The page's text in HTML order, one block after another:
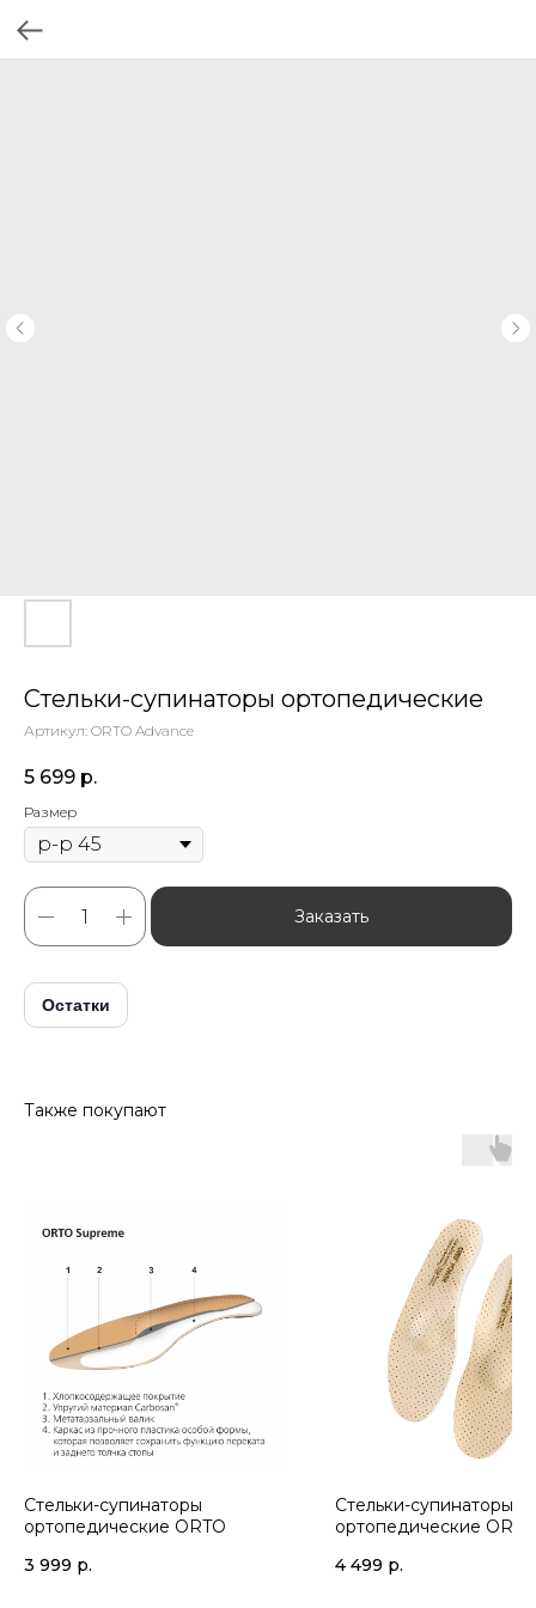
Стельки-супинаторы ортопедические
Артикул: ORTO Advance
5 699 р.
Размер
Заказать
Остатки
Также покупают
Стельки-супинаторы
ортопедические ORTO
3 999 р.
Стельки-супинаторы
ортопедические ORTO
4 499 р.